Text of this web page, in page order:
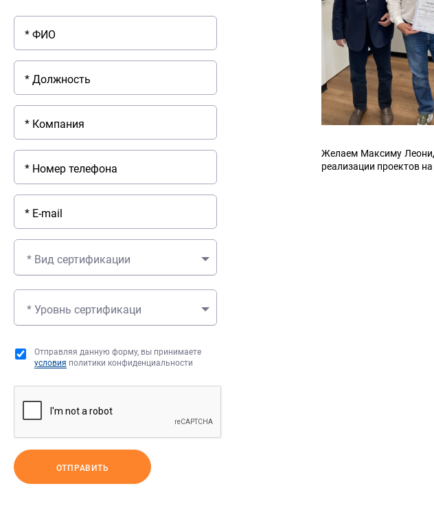
* Вид сертификации
* Уровнь сертификаци
Отправляя данную форму, вы принимаете
условия политики конфиденциальности
ОТПРАВИТЬ
Желаем Максиму
реализации проектов